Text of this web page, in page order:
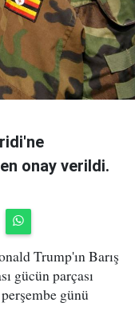
onay verildi.
Trump'ın Barış
gücün parçası
günü